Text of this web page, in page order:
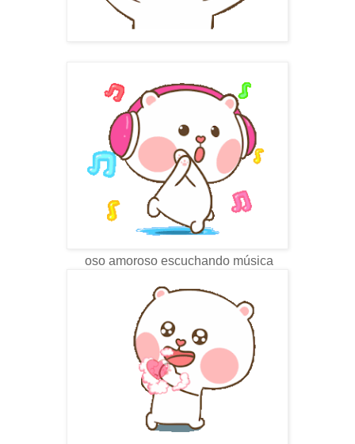
oso amoroso escuchando música